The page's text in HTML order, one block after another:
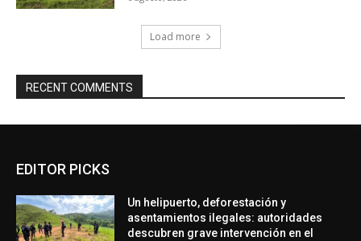
Load more
RECENT COMMENTS
EDITOR PICKS
Un helipuerto, deforestación y
asentamientos ilegales: autoridades
descubren grave intervención en el